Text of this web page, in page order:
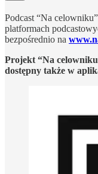
Podcast “Na
platformach
bezpośrednio na
Projekt “Na celowniku
dostępny także w